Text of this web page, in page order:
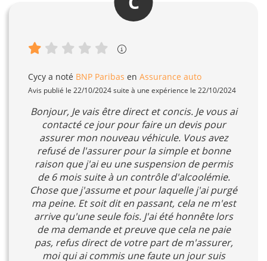
Cycy a noté BNP Paribas en Assurance auto
Avis publié le 22/10/2024 suite à une expérience le 22/10/2024
Bonjour, Je vais être direct et concis. Je vous ai
contacté ce jour pour faire un devis pour
assurer mon nouveau véhicule. Vous avez
refusé de l'assurer pour la simple et bonne
raison que j'ai eu une suspension de permis
de 6 mois suite à un contrôle d'alcoolémie.
Chose que j'assume et pour laquelle j'ai purgé
ma peine. Et soit dit en passant, cela ne m'est
arrive qu'une seule fois. J'ai été honnête lors
de ma demande et preuve que cela ne paie
pas, refus direct de votre part de m'assurer,
moi qui ai commis une faute un jour suis